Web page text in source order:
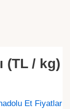
(TL / kg)
Et Fiyatlar